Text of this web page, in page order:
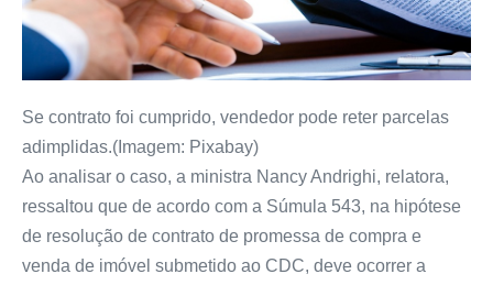
Se contrato foi cumprido, vendedor pode reter parcelas
adimplidas.(Imagem: Pixabay)
Ao analisar o caso, a ministra Nancy Andrighi, relatora,
ressaltou que de acordo com a Súmula 543, na hipótese
de resolução de contrato de promessa de compra e
venda de imóvel submetido ao CDC, deve ocorrer a